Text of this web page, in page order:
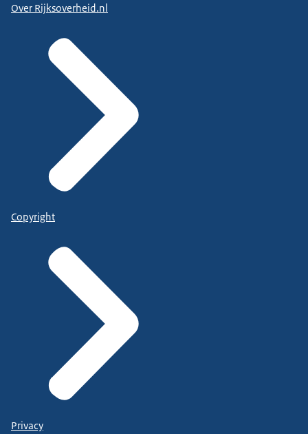
Over Rijksoverheid.nl
Copyright
Privacy